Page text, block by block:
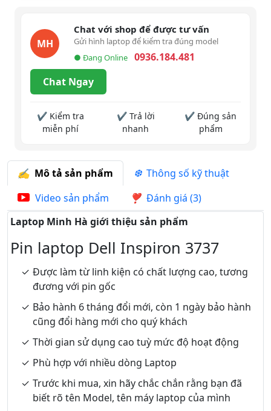
MH
Chat với shop để được tư vấn
Gửi hình laptop để kiểm tra đúng model
● Đang Online
0936.184.481
Chat Ngay
✔ Kiểm tra
miễn phí
✔ Trả lời
nhanh
✔ Đúng sản
phẩm
Mô tả sản phẩm
Thông số kỹ thuật
Video sản phẩm
Đánh giá (3)
Laptop Minh Hà giới thiệu sản phẩm
Pin laptop Dell Inspiron 3737
Được làm từ linh kiện có chất lượng cao, tương
đương với pin gốc
Bảo hành 6 tháng đổi mới, còn 1 ngày bảo hành
cũng đổi hàng mới cho quý khách
Thời gian sử dụng cao tuỳ mức độ hoạt động
Phù hợp với nhiều dòng Laptop
Trước khi mua, xin hãy chắc chắn rằng bạn đã
biết rõ tên Model, tên máy laptop của mình